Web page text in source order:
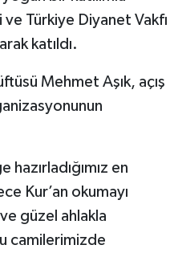
Türkiye Diyanet Vakfı
katıldı.
Mehmet Aşık, açış
en
Kur’an okumayı
güzel ahlakla
camilerimizde